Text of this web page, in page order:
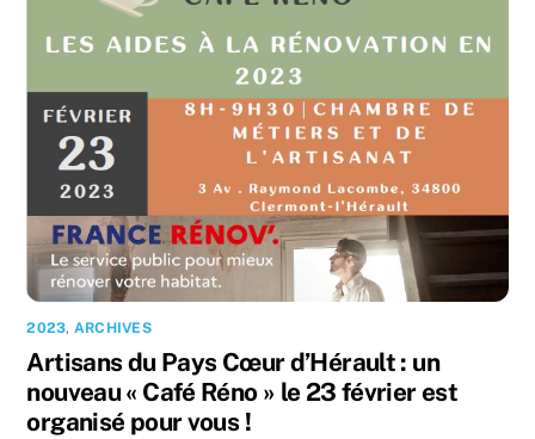
2023, ARCHIVES
Artisans du Pays Cœur d’Hérault : un
nouveau « Café Réno » le 23 février est
organisé pour vous !